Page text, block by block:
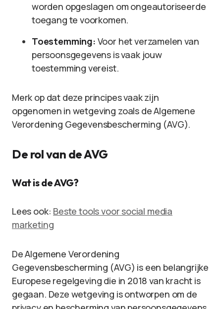
worden opgeslagen om ongeautoriseerde
toegang te voorkomen.
Toestemming: Voor het verzamelen van
persoonsgegevens is vaak jouw
toestemming vereist.
Merk op dat deze principes vaak zijn
opgenomen in wetgeving zoals de Algemene
Verordening Gegevensbescherming (AVG).
De rol van de AVG
Wat is de AVG?
Lees ook: Beste tools voor social media
marketing
De Algemene Verordening
Gegevensbescherming (AVG) is een belangrijke
Europese regelgeving die in 2018 van kracht is
gegaan. Deze wetgeving is ontworpen om de